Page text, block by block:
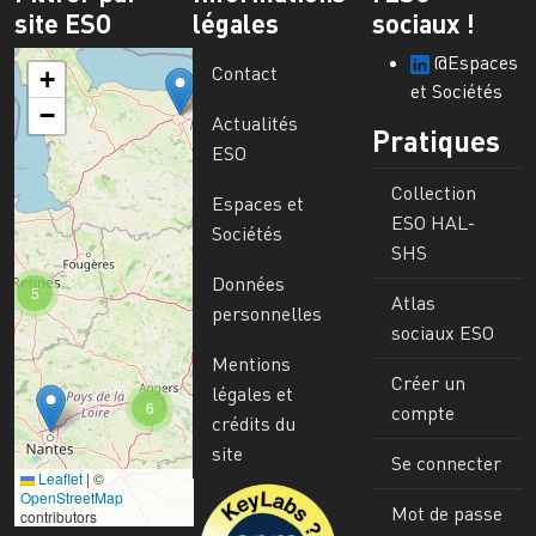
site ESO
6
5
+
−
Leaflet | ©
OpenStreetMap
contributors
légales
Contact
Actualités
ESO
Espaces et
Sociétés
Données
personnelles
Mentions
légales et
crédits du
site
Image
sociaux !
@Espaces
et Sociétés
Pratiques
Collection
ESO HAL-
SHS
Atlas
sociaux ESO
Créer un
compte
Se connecter
Mot de passe